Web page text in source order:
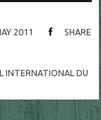
2011 SHARE
INTERNATIONAL DU